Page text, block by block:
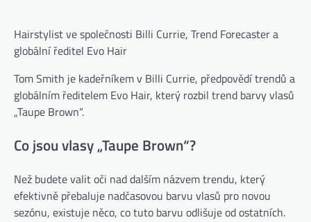
Hairstylist ve společnosti Billi Currie, Trend Forecaster a
globální ředitel Evo Hair
Tom Smith je kadeřníkem v Billi Currie, předpovědí trendů a
globálním ředitelem Evo Hair, který rozbil trend barvy vlasů
„Taupe Brown“.
Co jsou vlasy „Taupe Brown“?
Než budete valit oči nad dalším názvem trendu, který
efektivně přebaluje nadčasovou barvu vlasů pro novou
sezónu, existuje něco, co tuto barvu odlišuje od ostatních.